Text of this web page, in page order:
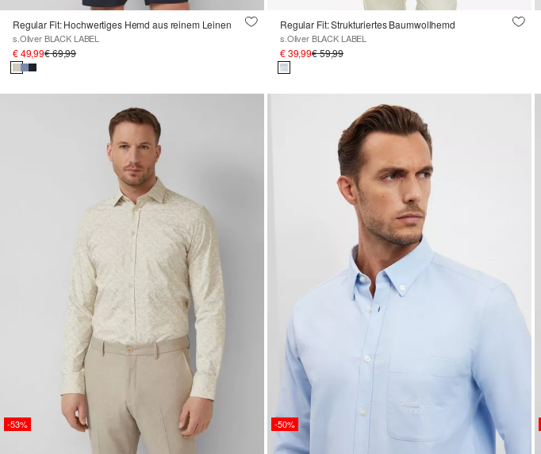
Regular Fit: Hochwertiges Hemd aus reinem Leinen
s.Oliver BLACK LABEL
€ 49,99€ 69,99
Regular Fit: Strukturiertes Baumwollhemd
s.Oliver BLACK LABEL
€ 39,99€ 59,99
-53% -50%